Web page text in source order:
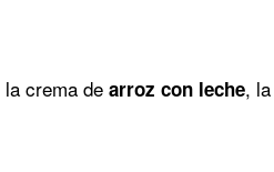
la crema de arroz con leche, la